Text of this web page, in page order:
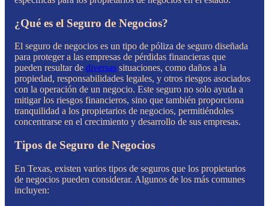
¿Qué es el Seguro de Negocios?
El seguro de negocios es un tipo de póliza de seguro diseñada
para proteger a las empresas de pérdidas financieras que
pueden resultar de diversas situaciones, como daños a la
propiedad, responsabilidades legales, y otros riesgos asociados
con la operación de un negocio. Este seguro no solo ayuda a
mitigar los riesgos financieros, sino que también proporciona
tranquilidad a los propietarios de negocios, permitiéndoles
concentrarse en el crecimiento y desarrollo de sus empresas.
Tipos de Seguro de Negocios
En Texas, existen varios tipos de seguros que los propietarios
de negocios pueden considerar. Algunos de los más comunes
incluyen: